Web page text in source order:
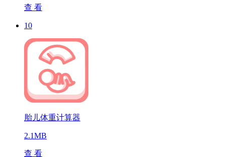
查 看
10
胎儿体重计算器
2.1MB
查 看